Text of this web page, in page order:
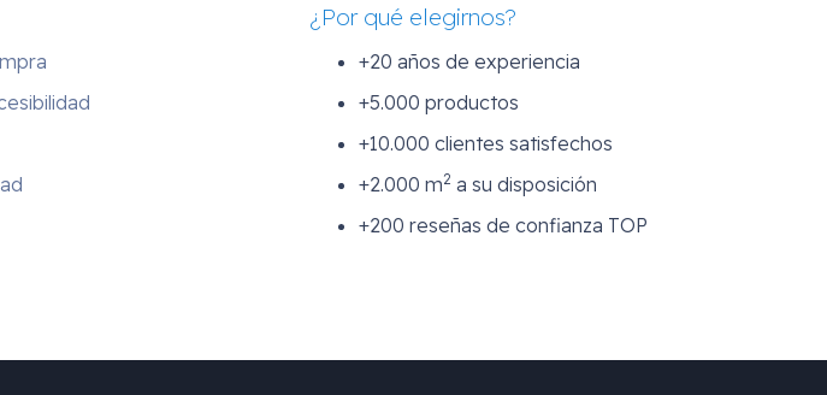
¿Por qué elegirnos?
+20 años de experiencia
+5.000 productos
+10.000 clientes satisfechos
+2.000 m2 a su disposición
+200 reseñas de confianza TOP